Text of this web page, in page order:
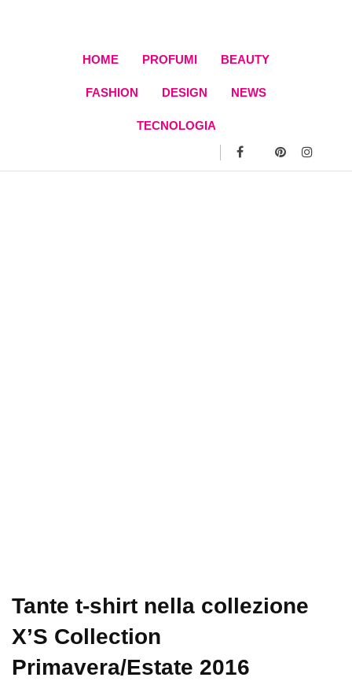
HOME PROFUMI BEAUTY
FASHION DESIGN NEWS
TECNOLOGIA
Tante t-shirt nella collezione
X’S Collection
Primavera/Estate 2016